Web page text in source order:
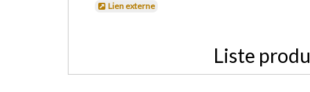
Lien externe
Liste